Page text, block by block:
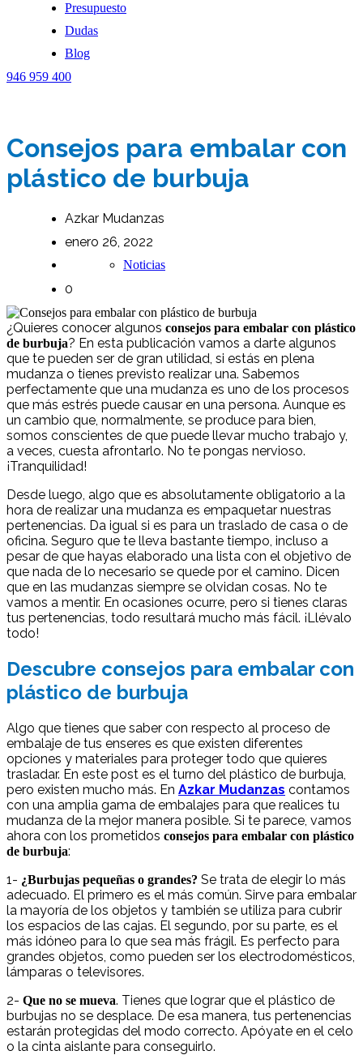
Presupuesto
Dudas
Blog
946 959 400
Consejos para embalar con
plástico de burbuja
Azkar Mudanzas
enero 26, 2022
Noticias
0
¿Quieres conocer algunos consejos para embalar con plástico
de burbuja? En esta publicación vamos a darte algunos
que te pueden ser de gran utilidad, si estás en plena
mudanza o tienes previsto realizar una. Sabemos
perfectamente que una mudanza es uno de los procesos
que más estrés puede causar en una persona. Aunque es
un cambio que, normalmente, se produce para bien,
somos conscientes de que puede llevar mucho trabajo y,
a veces, cuesta afrontarlo. No te pongas nervioso.
¡Tranquilidad!
Desde luego, algo que es absolutamente obligatorio a la
hora de realizar una mudanza es empaquetar nuestras
pertenencias. Da igual si es para un traslado de casa o de
oficina. Seguro que te lleva bastante tiempo, incluso a
pesar de que hayas elaborado una lista con el objetivo de
que nada de lo necesario se quede por el camino. Dicen
que en las mudanzas siempre se olvidan cosas. No te
vamos a mentir. En ocasiones ocurre, pero si tienes claras
tus pertenencias, todo resultará mucho más fácil. ¡Llévalo
todo!
Descubre consejos para embalar con
plástico de burbuja
Algo que tienes que saber con respecto al proceso de
embalaje de tus enseres es que existen diferentes
opciones y materiales para proteger todo que quieres
trasladar. En este post es el turno del plástico de burbuja,
pero existen mucho más. En Azkar Mudanzas contamos
con una amplia gama de embalajes para que realices tu
mudanza de la mejor manera posible. Si te parece, vamos
ahora con los prometidos consejos para embalar con plástico
de burbuja:
1- ¿Burbujas pequeñas o grandes? Se trata de elegir lo más
adecuado. El primero es el más común. Sirve para embalar
la mayoría de los objetos y también se utiliza para cubrir
los espacios de las cajas. El segundo, por su parte, es el
más idóneo para lo que sea más frágil. Es perfecto para
grandes objetos, como pueden ser los electrodomésticos,
lámparas o televisores.
2- Que no se mueva. Tienes que lograr que el plástico de
burbujas no se desplace. De esa manera, tus pertenencias
estarán protegidas del modo correcto. Apóyate en el celo
o la cinta aislante para conseguirlo.